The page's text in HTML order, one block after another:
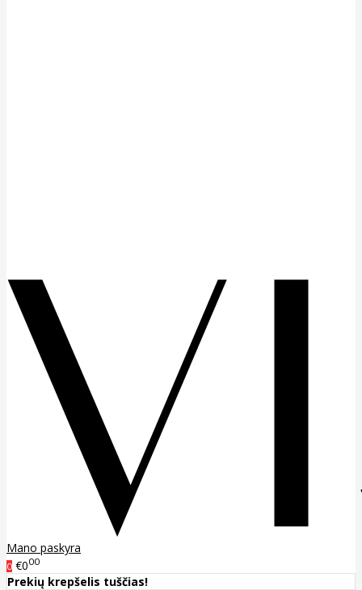
Mano paskyra
0 €000
Prekių krepšelis tuščias!